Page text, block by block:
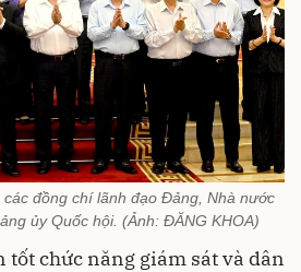
đồng chí lãnh đạo Đảng, Nhà nước
ủy Quốc hội. (Ảnh: ĐĂNG KHOA)
tốt chức năng giám sát và dân